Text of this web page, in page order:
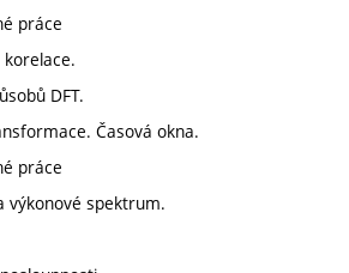
práce
DFT.
Časová okna.
práce
výkonové spektrum.